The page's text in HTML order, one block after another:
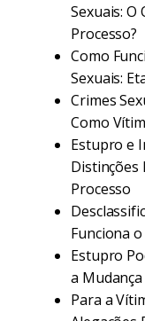
Sexuais: O
Processo?
Como
Sexuais:
Crimes
Como
Estupro e
Distinções
Processo
Funciona
Estupro
a
Para a